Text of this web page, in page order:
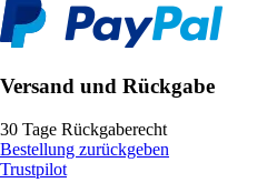
Versand und Rückgabe
30 Tage Rückgaberecht
Bestellung zurückgeben
Trustpilot